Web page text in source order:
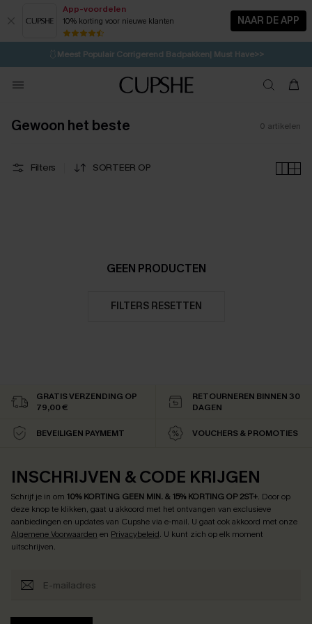
App-voordelen
10% korting voor nieuwe klanten NAAR DE APP
⚡️LAATSTE KANS | Tot 50% korting>>
🩱Meest Populair Corrigerend Badpakken| Must Have>>
💌Abonneer je & ontvang tot 15% korting>>
Koop 3, krijg 15% korting | CODE: SW15
Gewoon het beste 0 artikelen
Filters SORTEER OP
GEEN PRODUCTEN
FILTERS RESETTEN
GRATIS VERZENDING OP
79,00 €
RETOURNEREN BINNEN 30
DAGEN
BEVEILIGEN PAYMEMT VOUCHERS & PROMOTIES
INSCHRIJVEN & CODE KRIJGEN
Schrijf je in om 10% KORTING GEEN MIN. & 15% KORTING OP 2ST+. Door op
deze knop te klikken, gaat u akkoord met het ontvangen van exclusieve
aanbiedingen en updates van Cupshe via e-mail. U gaat ook akkoord met onze
Algemene Voorwaarden en Privacybeleid. U kunt zich op elk moment
uitschrijven.